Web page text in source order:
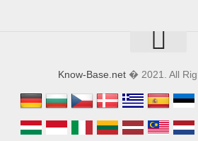
Know-Base.net� 2021. All